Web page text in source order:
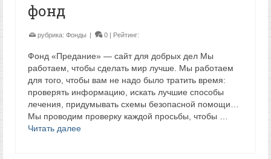
фонд
рубрика: Фонды 0 | Рейтинг:
Фонд «Предание» — сайт для добрых дел Мы
работаем, чтобы сделать мир лучше. Мы работаем
для того, чтобы вам не надо было тратить время:
проверять информацию, искать лучшие способы
лечения, придумывать схемы безопасной помощи…
Мы проводим проверку каждой просьбы, чтобы …
Читать далее